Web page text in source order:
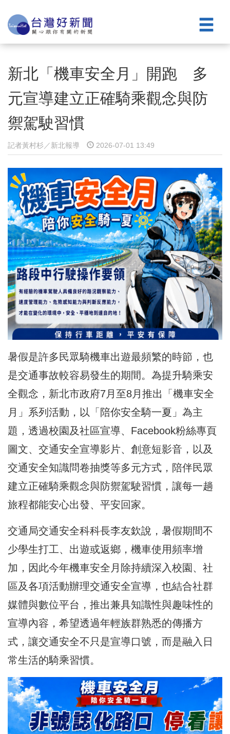
新北「機車安全月」開跑 多
元宣導建立正確騎乘觀念與防
禦駕駛習慣
記者黃村杉／新北報導 2026-07-01 13:49
暑假是許多民眾騎機車出遊最頻繁的時節，也
是交通事故較容易發生的期間。為提升騎乘安
全觀念，新北市政府7月至8月推出「機車安全
月」系列活動，以「陪你安全騎一夏」為主
題，透過校園及社區宣導、Facebook粉絲專頁
圖文、交通安全宣導影片、創意短影音，以及
交通安全知識問卷抽獎等多元方式，陪伴民眾
建立正確騎乘觀念與防禦駕駛習慣，讓每一趟
旅程都能安心出發、平安回家。
交通局交通安全科科長李友欽說， 暑假期間不
少學生打工、出遊或返鄉，機車使用頻率增
加，因此今年機車安全月除持續深入校園、社
區及各項活動辦理交通安全宣導，也結合社群
媒體與數位平台，推出兼具知識性與趣味性的
宣導內容，希望透過年輕族群熟悉的傳播方
式，讓交通安全不只是宣導口號，而是融入日
常生活的騎乘習慣。